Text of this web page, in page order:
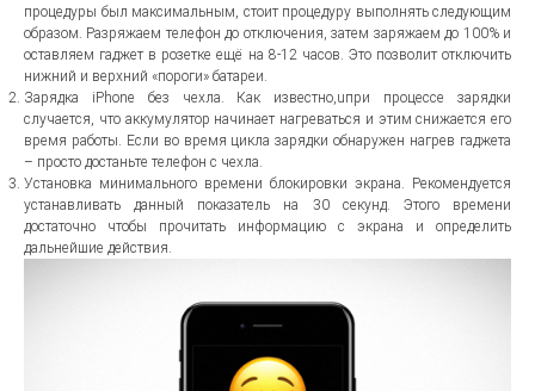
процедуры был максимальным, стоит процедуру выполнять следующим
образом. Разряжаем телефон до отключения, затем заряжаем до 100% и
оставляем гаджет в розетке ещё на 8-12 часов. Это позволит отключить
нижний и верхний «пороги» батареи.
Зарядка iPhone без чехла. Как известно,uпри процессе зарядки
случается, что аккумулятор начинает нагреваться и этим снижается его
время работы. Если во время цикла зарядки обнаружен нагрев гаджета
– просто достаньте телефон с чехла.
Установка минимального времени блокировки экрана. Рекомендуется
устанавливать данный показатель на 30 секунд. Этого времени
достаточно чтобы прочитать информацию с экрана и определить
дальнейшие действия.